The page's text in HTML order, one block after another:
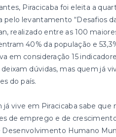
Piracicaba foi eleita a
pelo levantamento “Desafios
realizado entre as 100
40% da população e
em consideração 15
dúvidas, mas quem já
do país.
vive em Piracicaba sabe que
de emprego e de
Humano